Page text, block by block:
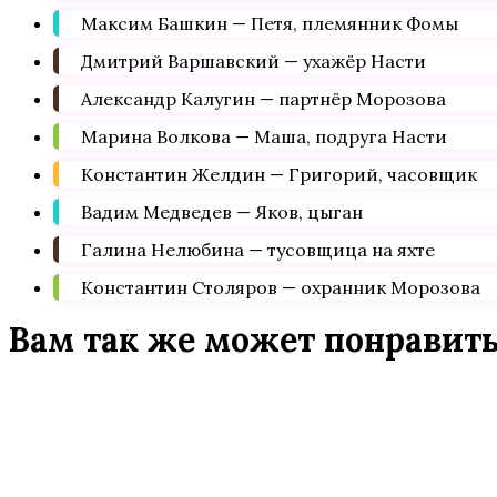
Максим Башкин — Петя, племянник Фомы
Дмитрий Варшавский — ухажёр Насти
Александр Калугин — партнёр Морозова
Марина Волкова — Маша, подруга Насти
Константин Желдин — Григорий, часовщик
Вадим Медведев — Яков, цыган
Галина Нелюбина — тусовщица на яхте
Константин Столяров — охранник Морозова
Вам так же может